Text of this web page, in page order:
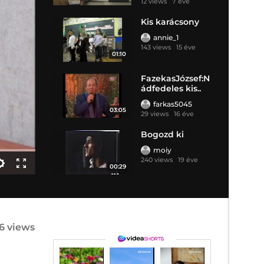
01:10
Kis karácsony
annie_1
143 views 15 éve
03:05
FazekasJózsef:N
ádfedeles kis..
farkas5045
29 views 16 éve
00:29
Bogozd ki
moiy
240 views 19 éve
views